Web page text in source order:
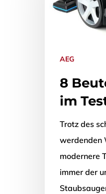
AEG
8
im
Trotz des
werdenden
modernere
immer der